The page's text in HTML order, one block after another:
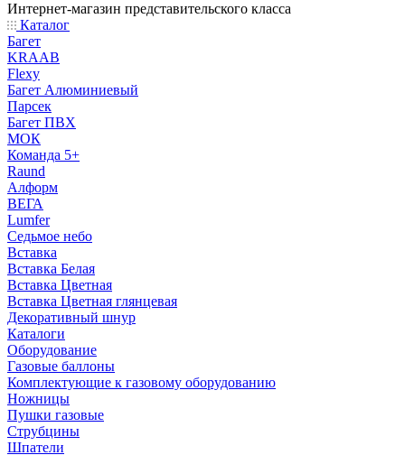
Интернет-магазин представительского класса
Каталог
Багет
KRAAB
Flexy
Багет Алюминиевый
Парсек
Багет ПВХ
МОК
Команда 5+
Raund
Алформ
ВЕГА
Lumfer
Седьмое небо
Вставка
Вставка Белая
Вставка Цветная
Вставка Цветная глянцевая
Декоративный шнур
Каталоги
Оборудование
Газовые баллоны
Комплектующие к газовому оборудованию
Ножницы
Пушки газовые
Струбцины
Шпатели